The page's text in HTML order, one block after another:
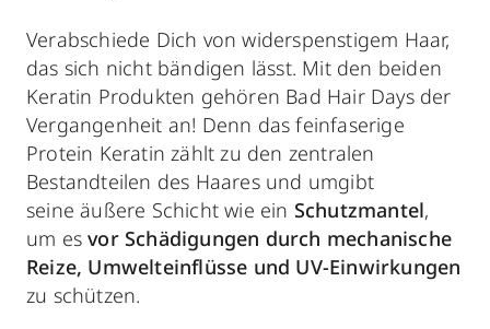
Verabschiede Dich von widerspenstigem Haar,
das sich nicht bändigen lässt. Mit den beiden
Keratin Produkten gehören Bad Hair Days der
Vergangenheit an! Denn das feinfaserige
Protein Keratin zählt zu den zentralen
Bestandteilen des Haares und umgibt
seine äußere Schicht wie ein Schutzmantel,
um esvor Schädigungen durch mechanische
Reize, Umwelteinflüsse und UV-Einwirkungen
zu schützen.